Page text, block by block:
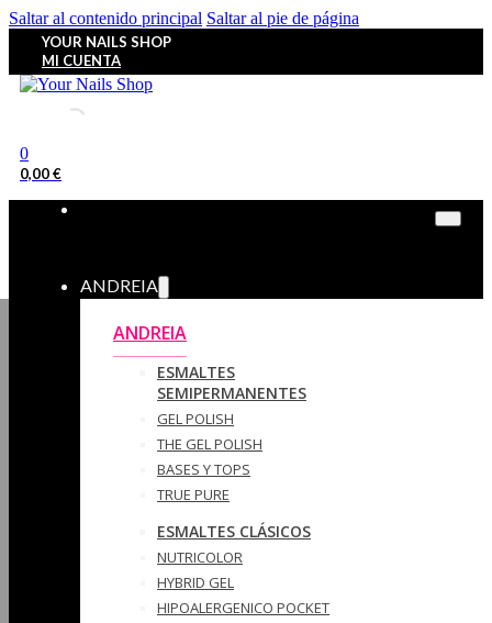
Saltar al contenido principal Saltar al pie de página
YOUR NAILS SHOP
MI CUENTA
0
0,00€
ANDREIA
ANDREIA
ESMALTES
SEMIPERMANENTES
GEL POLISH
THE GEL POLISH
BASES Y‎ TOPS
TRUE PURE
ESMALTES CLÁSICOS
NUTRICOLOR
HYBRID GEL
HIPOALERGENICO POCKET